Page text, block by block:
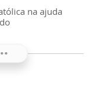
na ajuda